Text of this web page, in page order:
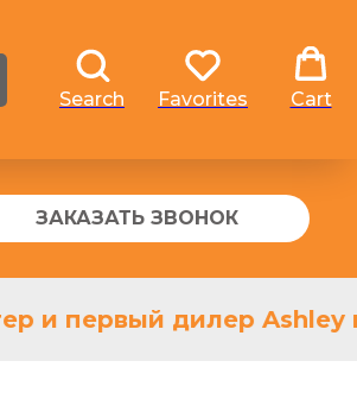
Search
Favorites Cart
ЗАКАЗАТЬ ЗВОНОК
и первый дилер Ashley в